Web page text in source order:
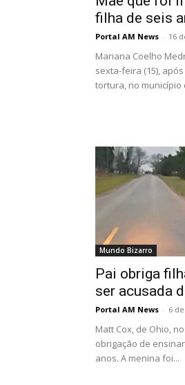
filha de seis
Portal AM News - 16
Mariana Coelho
sexta-feira (15),
tortura, no município
Mundo Bizarro
Pai obriga
ser acusada
Portal AM News - 6
Matt Cox, de Ohio,
obrigação de
anos. A menina foi...